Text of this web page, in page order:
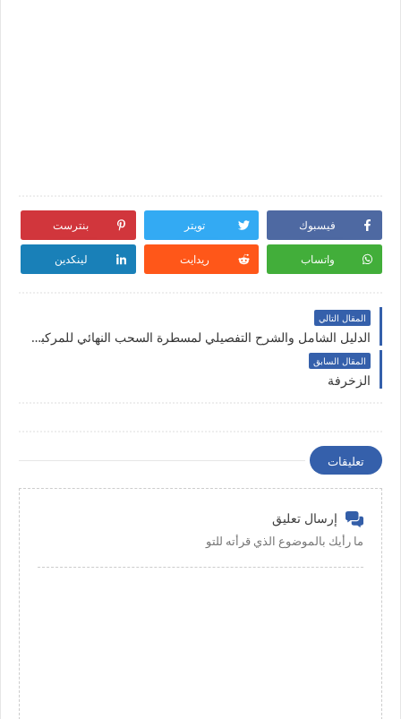
فيسبوك تويتر بنترست
واتساب ريدايت لينكدين
المقال التالي
الدليل الشامل والشرح التفصيلي لمسطرة السحب النهائي للمركبة من السير في المغرب (نموذج II 28 29)
المقال السابق
الزخرفة
تعليقات
إرسال تعليق
ما رأيك بالموضوع الذي قرأته للتو